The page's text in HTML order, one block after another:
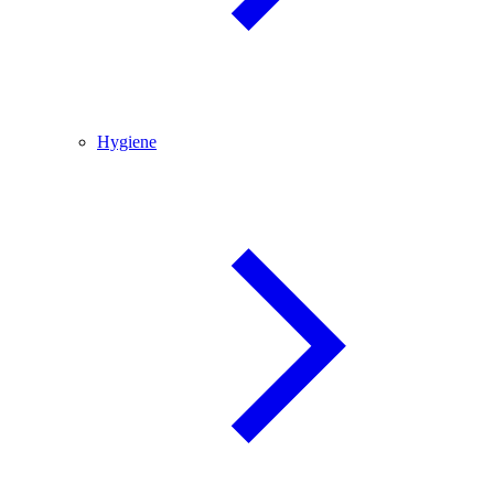
Hygiene